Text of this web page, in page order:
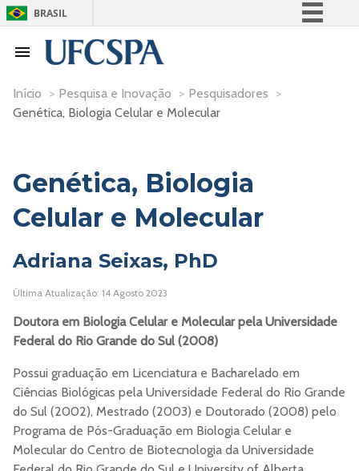
BRASIL
Participe
Acesso à informação
Início > Pesquisa e Inovação > Pesquisadores >
Genética, Biologia Celular e Molecular
Genética, Biologia
Celular e Molecular
Adriana Seixas, PhD
Última Atualização: 14 Agosto 2023
Doutora em Biologia Celular e MolecularpelaUniversidade
Federal do Rio Grande do Sul (2008)
Possui graduação em Licenciatura e Bacharelado em
Ciências Biológicas pela Universidade Federal do Rio Grande
do Sul (2002), Mestrado (2003) e Doutorado (2008) pelo
Programa de Pós-Graduação em Biologia Celular e
Molecular do Centro de Biotecnologia da Universidade